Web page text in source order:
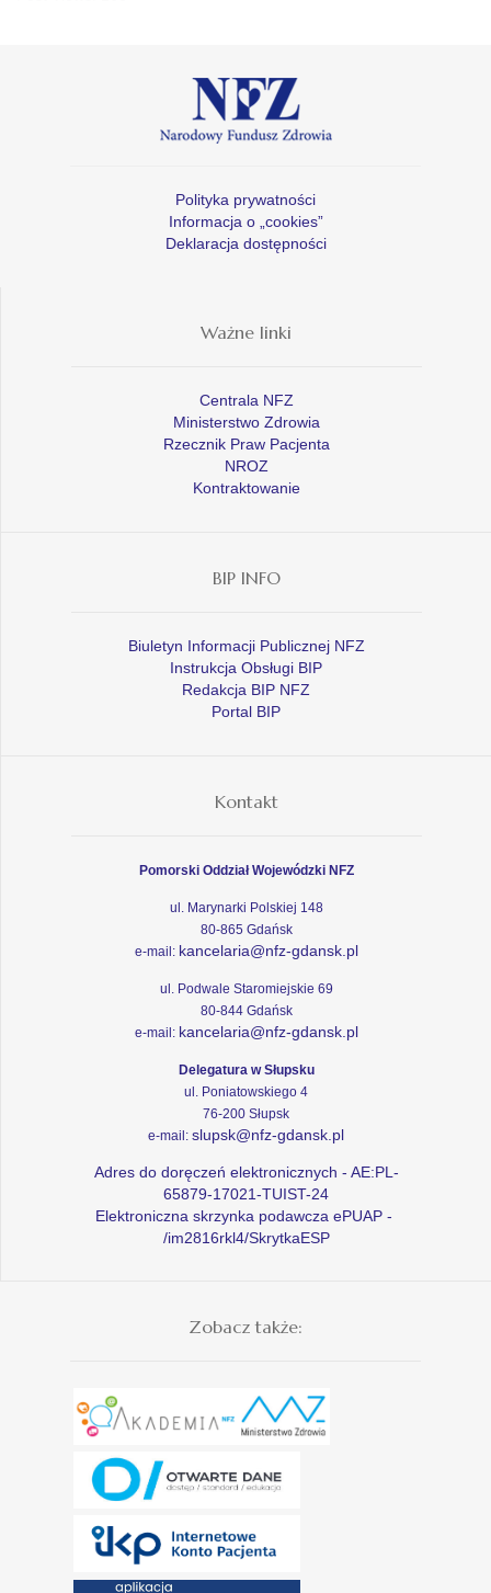
Polityka prywatności
Informacja o „cookies”
Deklaracja dostępności
Ważne linki
Centrala NFZ
Ministerstwo Zdrowia
Rzecznik Praw Pacjenta
NROZ
Kontraktowanie
BIP INFO
Biuletyn Informacji Publicznej NFZ
Instrukcja Obsługi BIP
Redakcja BIP NFZ
Portal BIP
Kontakt
Pomorski Oddział Wojewódzki NFZ
ul. Marynarki Polskiej 148
80-865 Gdańsk
e-mail: kancelaria@nfz-gdansk.pl
ul. Podwale Staromiejskie 69
80-844 Gdańsk
e-mail: kancelaria@nfz-gdansk.pl
Delegatura w Słupsku
ul. Poniatowskiego 4
76-200 Słupsk
e-mail: slupsk@nfz-gdansk.pl
Adres do doręczeń elektronicznych - AE:PL-
65879-17021-TUIST-24
Elektroniczna skrzynka podawcza ePUAP -
/im2816rkl4/SkrytkaESP
Zobacz także: